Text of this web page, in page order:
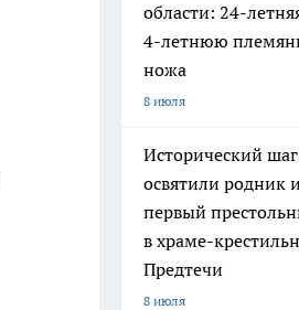
области: 24-
4-летнюю
ножа
8 июля
Исторический
освятили родник
первый
в храме-
Предтечи
8 июля